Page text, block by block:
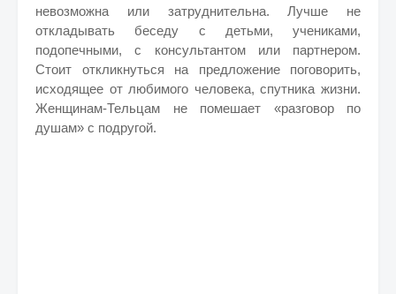
невозможна или затруднительна. Лучше не
откладывать беседу с детьми, учениками,
подопечными, с консультантом или партнером.
Стоит откликнуться на предложение поговорить,
исходящее от любимого человека, спутника жизни.
Женщинам-Тельцам не помешает «разговор по
душам» с подругой.